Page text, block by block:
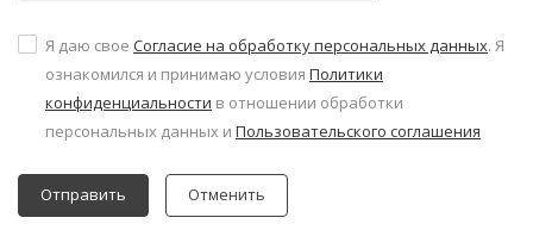
Я даю свое Согласие на обработку персональных данных. Я
ознакомился и принимаю условия Политики
конфиденциальности в отношении обработки
персональных данных и Пользовательского соглашения
Отменить